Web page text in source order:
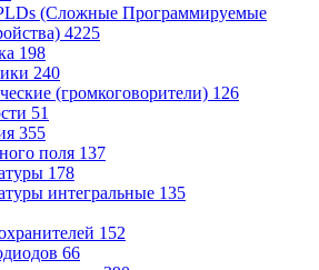
(Сложные Программируемые
4225
198
240
(громкоговорители) 126
51
355
поля 137
178
интегральные 135
152
66